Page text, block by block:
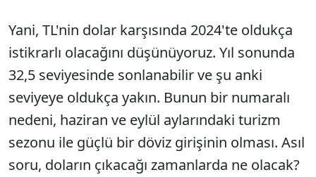
Yani, TL'nin dolar karşısında 2024'te oldukça
istikrarlı olacağını düşünüyoruz. Yıl sonunda
32,5 seviyesinde sonlanabilir ve şu anki
seviyeye oldukça yakın. Bunun bir numaralı
nedeni, haziran ve eylül aylarındaki turizm
sezonu ile güçlü bir döviz girişinin olması. Asıl
soru, doların çıkacağı zamanlarda ne olacak?